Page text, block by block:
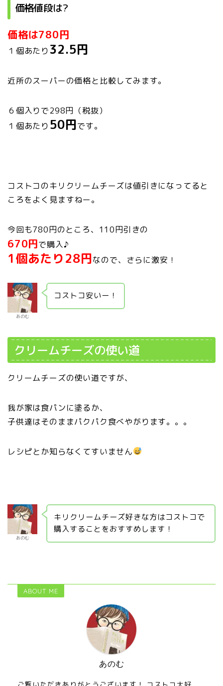
価格値段は?
価格は780円
１個あたり 32.5円
近所のスーパーの価格と比較してみます。
６個入りで298円（税抜）
１個あたり 50円です。
コストコのキリクリームチーズは値引きになってると
ころをよく見ますねー。
今回も780円のところ、110円引きの
670円で購入♪
1個あたり28円なので、さらに激安！
あのむ
コストコ安いー！
クリームチーズの使い道
クリームチーズの使い道ですが、
我が家は食パンに塗るか、
子供達はそのままパクパク食べやがります。。。
レシピとか知らなくてすいません
あのむ
キリクリームチーズ好きな方はコストコで
購入することをおすすめします！
ABOUT ME
あのむ